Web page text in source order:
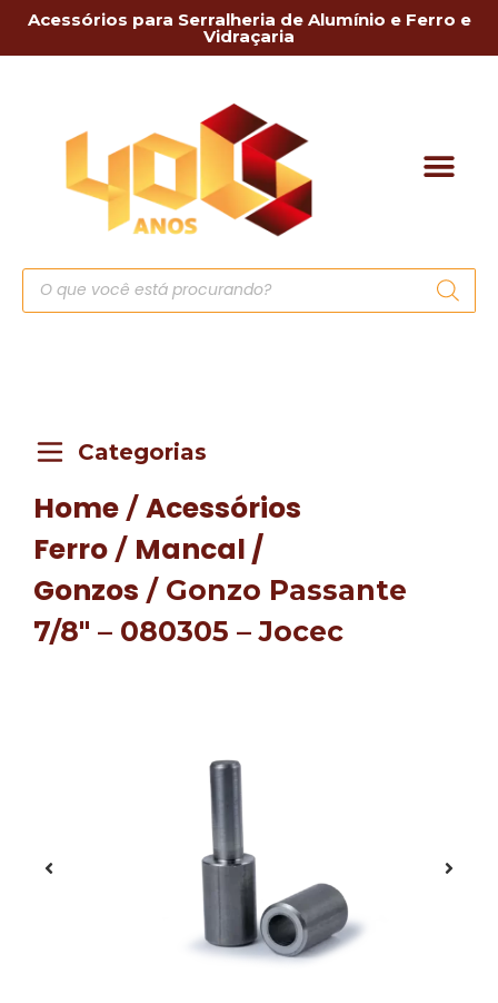
Acessórios para Serralheria de Alumínio e Ferro e
Vidraçaria
Categorias
Home / Acessórios
Ferro / Mancal /
Gonzos / Gonzo Passante
7/8″ – 080305 – Jocec